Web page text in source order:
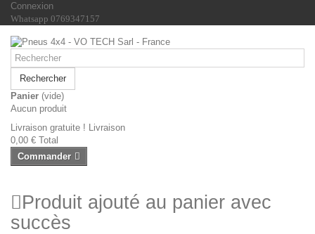
Connexion
Whatsapp 0769347157
Rechercher
Panier (vide)
Aucun produit
Livraison gratuite ! Livraison
0,00 € Total
Commander
Produit ajouté au panier avec
succès